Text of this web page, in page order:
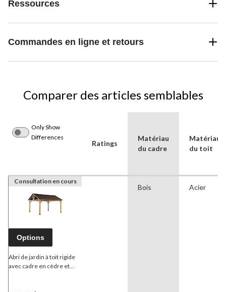
Ressources
Commandes en ligne et retours
Comparer des articles semblables
Only Show
Differences
Ratings
Matériau
du cadre
Matériau
du toit
Consultation en cours
Options
Abri de jardin à toit rigide
avec cadre en cèdre et
Bois Acier